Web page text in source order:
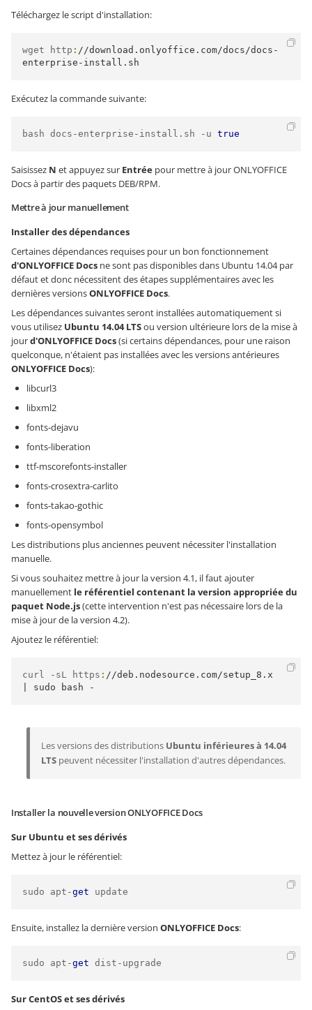
Téléchargez le script d'installation:
wget http : //download.onlyoffice.com/docs/docs-
enterprise-install.sh
Exécutez la commande suivante:
bash docs -enterprise - install . sh - u true
Saisissez N et appuyez sur Entrée pour mettre à jour ONLYOFFICE
Docs à partir des paquets DEB/RPM.
Mettre à jour manuellement
Installer des dépendances
Certaines dépendances requises pour un bon fonctionnement
d'ONLYOFFICE Docs ne sont pas disponibles dans Ubuntu 14.04 par
défaut et donc nécessitent des étapes supplémentaires avec les
dernières versionsONLYOFFICE Docs.
Les dépendances suivantes seront installées automatiquement si
vous utilisez Ubuntu 14.04 LTSou version ultérieure lors de la mise à
jourd'ONLYOFFICE Docs(si certains dépendances, pour une raison
quelconque, n'étaient pas installées avec les versions antérieures
ONLYOFFICE Docs):
libcurl3
libxml2
fonts-dejavu
fonts-liberation
ttf-mscorefonts-installer
fonts-crosextra-carlito
fonts-takao-gothic
fonts-opensymbol
Les distributions plus anciennes peuvent nécessiter l'installation
manuelle.
Si vous souhaitez mettre à jour la version 4.1, il faut ajouter
manuellement le référentiel contenant la version appropriée du
paquet Node.js(cette intervention n'est pas nécessaire lors de la
mise à jour de la version 4.2).
Ajoutez le référentiel:
curl - sL https : //deb.nodesource.com/setup_8.x
| sudo bash -
Les versions des distributions Ubuntu inférieures à 14.04
LTS peuvent nécessiter l'installation d'autres dépendances.
Installer la nouvelle version ONLYOFFICE Docs
Sur Ubuntu et ses dérivés
Mettez à jour le référentiel:
sudo apt -get update
Ensuite, installez la dernière version ONLYOFFICE Docs:
sudo apt -get dist - upgrade
Sur CentOS et ses dérivés